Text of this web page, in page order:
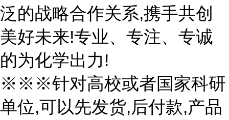
泛的战略合作关系,携手共创
美好未来!专业、专注、专诚
的为化学出力!
※※※针对高校或者国家科研
单位,可以先发货,后付款,产品